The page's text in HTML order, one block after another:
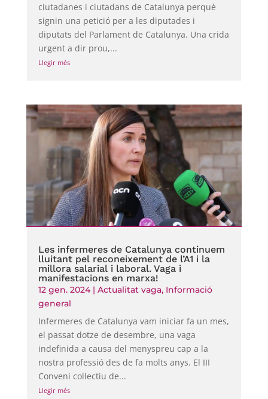
ciutadanes i ciutadans de Catalunya perquè
signin una petició per a les diputades i
diputats del Parlament de Catalunya. Una crida
urgent a dir prou,...
Llegir més
Les infermeres de Catalunya continuem
lluitant pel reconeixement de l’A1 i la
millora salarial i laboral. Vaga i
manifestacions en marxa!
12 gen. 2024| Actualitat vaga, Informació
general
Infermeres de Catalunya vam iniciar fa un mes,
el passat dotze de desembre, una vaga
indefinida a causa del menyspreu cap a la
nostra professió des de fa molts anys. El III
Conveni col·lectiu de...
Llegir més